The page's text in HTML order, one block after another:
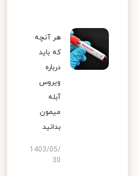
هر آنچه
که باید
درباره
ویروس
آبله
میمون
بدانید
1403/05/
30